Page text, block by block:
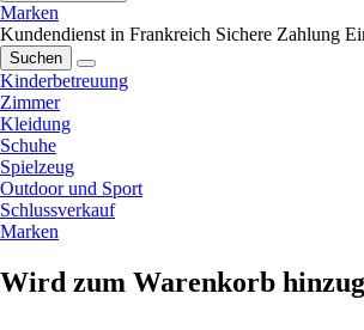
Marken
Kundendienst in Frankreich Sichere Zahlung
Suchen
Kinderbetreuung
Zimmer
Kleidung
Schuhe
Spielzeug
Outdoor und Sport
Schlussverkauf
Marken
Wird zum Warenkorb